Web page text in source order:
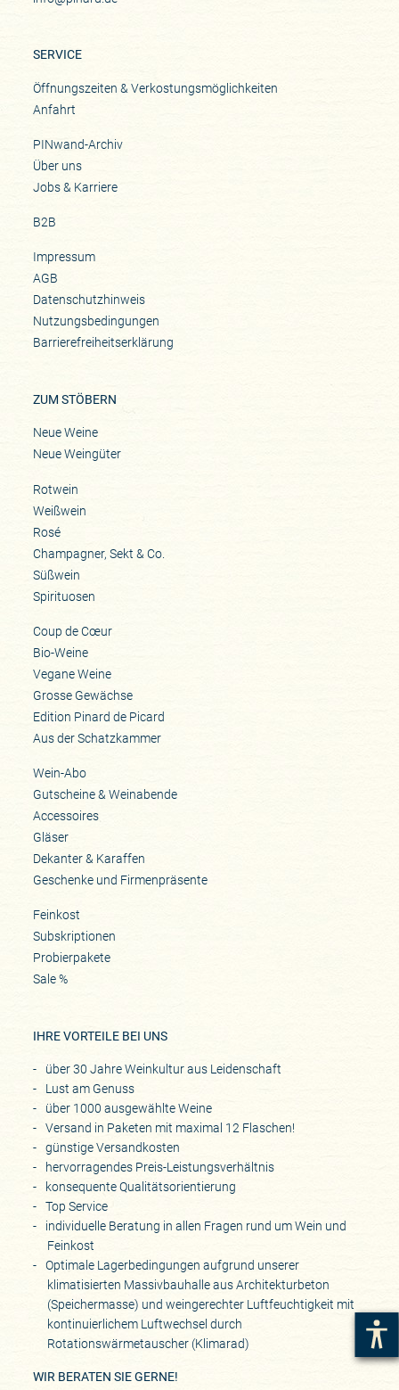
SERVICE
Öffnungszeiten & Verkostungsmöglichkeiten
Anfahrt
PINwand-Archiv
Über uns
Jobs & Karriere
B2B
Impressum
AGB
Datenschutzhinweis
Nutzungsbedingungen
Barrierefreiheitserklärung
ZUM STÖBERN
Neue Weine
Neue Weingüter
Rotwein
Weißwein
Rosé
Champagner, Sekt & Co.
Süßwein
Spirituosen
Coup de Cœur
Bio-Weine
Vegane Weine
Grosse Gewächse
Edition Pinard de Picard
Aus der Schatzkammer
Wein-Abo
Gutscheine & Weinabende
Accessoires
Gläser
Dekanter & Karaffen
Geschenke und Firmenpräsente
Feinkost
Subskriptionen
Probierpakete
Sale %
IHRE VORTEILE BEI UNS
über 30 Jahre Weinkultur aus Leidenschaft
Lust am Genuss
über 1000 ausgewählte Weine
Versand in Paketen mit maximal 12 Flaschen!
günstige Versandkosten
hervorragendes Preis-Leistungsverhältnis
konsequente Qualitätsorientierung
Top Service
individuelle Beratung in allen Fragen rund um Wein und
Feinkost
Optimale Lagerbedingungen aufgrund unserer
klimatisierten Massivbauhalle aus Architekturbeton
(Speichermasse) und weingerechter Luftfeuchtigkeit mit
kontinuierlichem Luftwechsel durch
Rotationswärmetauscher (Klimarad)
WIR BERATEN SIE GERNE!